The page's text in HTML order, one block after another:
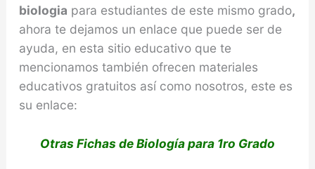
biologia para estudiantes de este mismo grado,
ahora te dejamos un enlace que puede ser de
ayuda, en esta sitio educativo que te
mencionamos también ofrecen materiales
educativos gratuitos así como nosotros, este es
su enlace:
Otras Fichas de Biología para 1ro Grado